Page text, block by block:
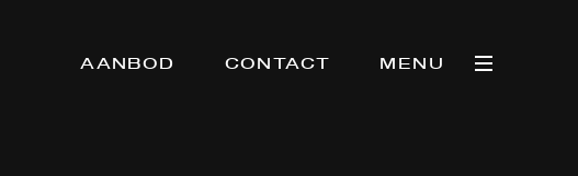
AANBOD CONTACT MENU